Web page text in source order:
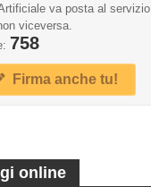
va posta al servizio
viceversa.
758
Firma anche tu!
online